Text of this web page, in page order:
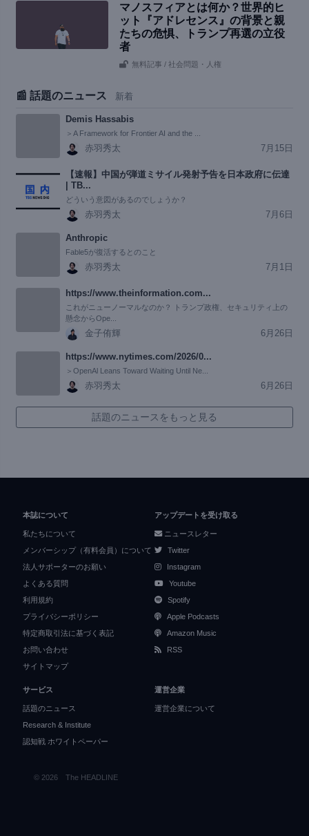
マノスフィアとは何か？世界的ヒ
ット『アドレセンス』の背景と親
たちの危惧、トランプ再選の立役
者
無料記事 / 社会問題・人権
📰 話題のニュース 新着
Demis Hassabis
＞A Framework for Frontier AI and the ...
赤羽秀太 7月15日
【速報】中国が弾道ミサイル発射予告を日本政府に伝達
| TB...
どういう意図があるのでしょうか？
赤羽秀太 7月6日
Anthropic
Fable5が復活するとのこと
赤羽秀太 7月1日
https://www.theinformation.com...
これがニューノーマルなのか？ トランプ政権、セキュリティ上の
懸念からOpe...
金子侑輝 6月26日
https://www.nytimes.com/2026/0...
＞OpenAl Leans Toward Waiting Until Ne...
赤羽秀太 6月26日
話題のニュースをもっと見る
本誌について
私たちについて
メンバーシップ（有料会員）について
法人サポーターのお願い
よくある質問
利用規約
プライバシーポリシー
特定商取引法に基づく表記
お問い合わせ
サイトマップ
アップデートを受け取る
ニュースレター
Twitter
Instagram
Youtube
Spotify
Apple Podcasts
Amazon Music
RSS
サービス
話題のニュース
Research & Institute
認知戦 ホワイトペーパー
運営企業
運営企業について
© 2026 The HEADLINE